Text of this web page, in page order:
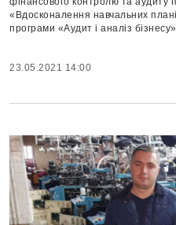
«Вдосконалення навчальних
програми «Аудит і аналіз
23.05.2021 14:00